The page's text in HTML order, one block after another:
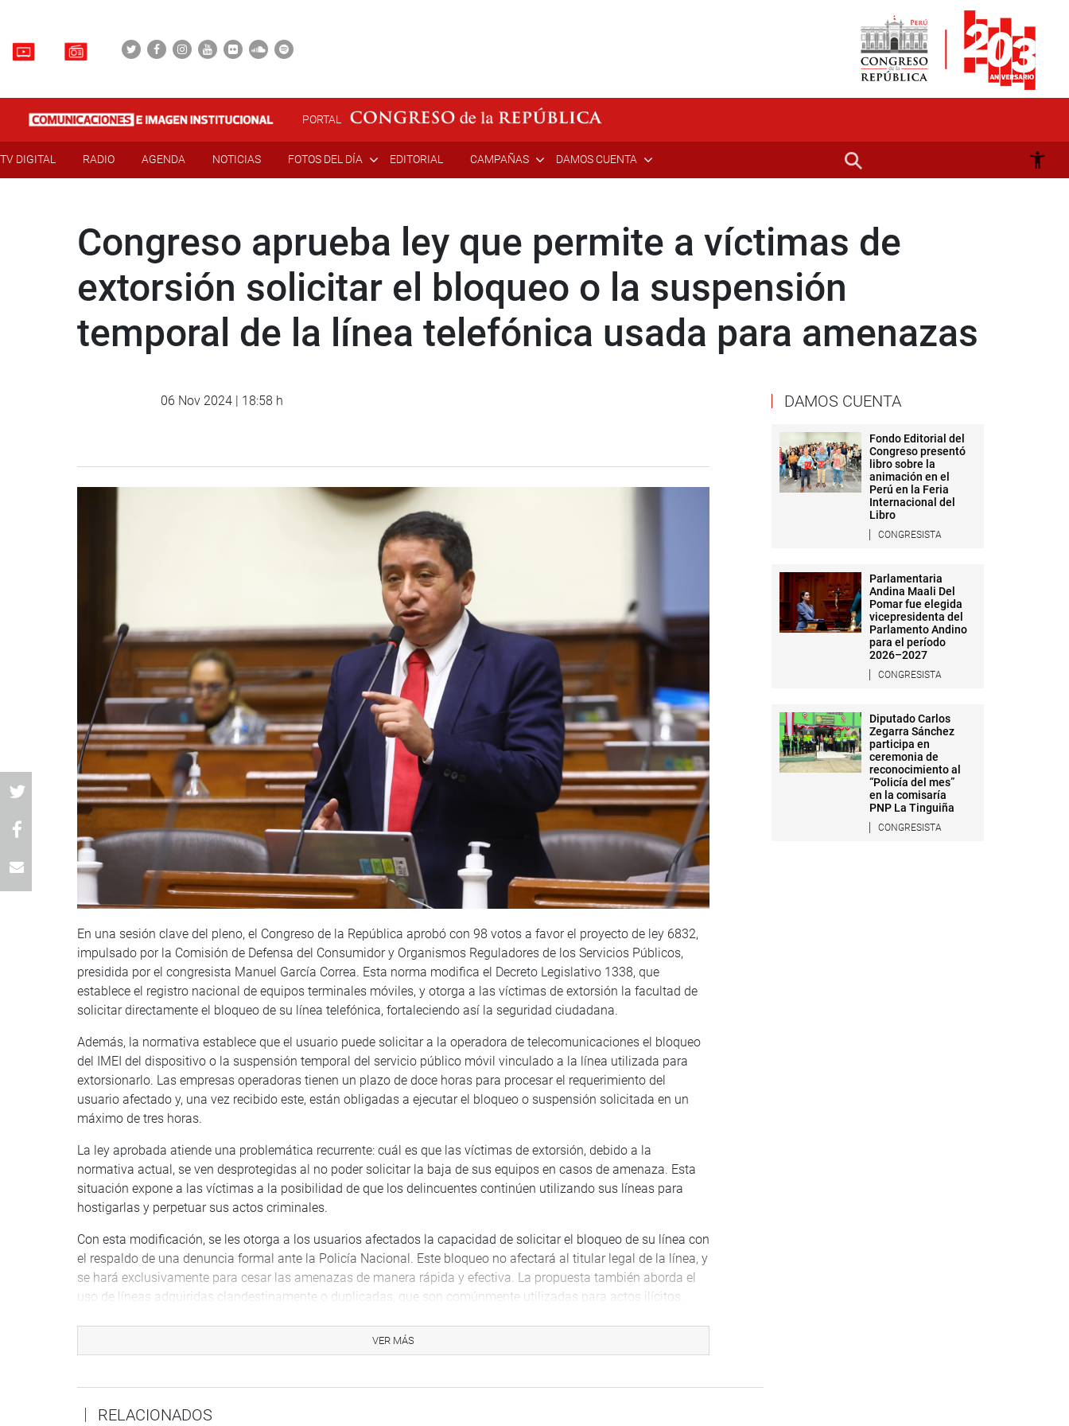
PORTAL
TV DIGITAL RADIO AGENDA NOTICIAS FOTOS DEL DÍA EDITORIAL CAMPAÑAS DAMOS CUENTA
Congreso aprueba ley que permite a víctimas de
extorsión solicitar el bloqueo o la suspensión
temporal de la línea telefónica usada para amenazas
06 Nov 2024 | 18:58 h
En una sesión clave del pleno, el Congreso de la República aprobó con 98 votos a favor el proyecto de ley 6832,
impulsado por la Comisión de Defensa del Consumidor y Organismos Reguladores de los Servicios Públicos,
presidida por el congresista Manuel García Correa. Esta norma modifica el Decreto Legislativo 1338, que
establece el registro nacional de equipos terminales móviles, y otorga a las víctimas de extorsión la facultad de
solicitar directamente el bloqueo de su línea telefónica, fortaleciendo así la seguridad ciudadana.
Además, la normativa establece que el usuario puede solicitar a la operadora de telecomunicaciones el bloqueo
del IMEI del dispositivo o la suspensión temporal del servicio público móvil vinculado a la línea utilizada para
extorsionarlo. Las empresas operadoras tienen un plazo de doce horas para procesar el requerimiento del
usuario afectado y, una vez recibido este, están obligadas a ejecutar el bloqueo o suspensión solicitada en un
máximo de tres horas.
La ley aprobada atiende una problemática recurrente: cuál es que las víctimas de extorsión, debido a la
normativa actual, se ven desprotegidas al no poder solicitar la baja de sus equipos en casos de amenaza. Esta
situación expone a las víctimas a la posibilidad de que los delincuentes continúen utilizando sus líneas para
hostigarlas y perpetuar sus actos criminales.
Con esta modificación, se les otorga a los usuarios afectados la capacidad de solicitar el bloqueo de su línea con
el respaldo de una denuncia formal ante la Policía Nacional. Este bloqueo no afectará al titular legal de la línea, y
se hará exclusivamente para cesar las amenazas de manera rápida y efectiva. La propuesta también aborda el
uso de líneas adquiridas clandestinamente o duplicadas, que son comúnmente utilizadas para actos ilícitos.
La aprobación de este proyecto de ley representa un avance significativo en la protección de los derechos de los
ciudadanos frente al incremento de la criminalidad en el país, y es un paso firme del Congreso en la lucha contra
VER MÁS
RELACIONADOS
DAMOS CUENTA
Fondo Editorial del
Congreso presentó
libro sobre la
animación en el
Perú en la Feria
Internacional del
Libro
CONGRESISTA
Parlamentaria
Andina Maali Del
Pomar fue elegida
vicepresidenta del
Parlamento Andino
para el período
2026–2027
CONGRESISTA
Diputado Carlos
Zegarra Sánchez
participa en
ceremonia de
reconocimiento al
“Policía del mes”
en la comisaría
PNP La Tinguiña
CONGRESISTA